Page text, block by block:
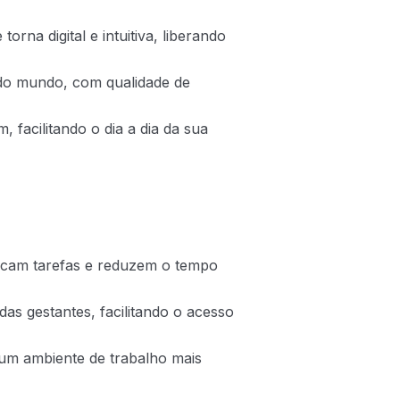
digital e intuitiva, liberando
mundo, com qualidade de
facilitando o dia a dia da sua
tarefas e reduzem o tempo
gestantes, facilitando o acesso
ambiente de trabalho mais